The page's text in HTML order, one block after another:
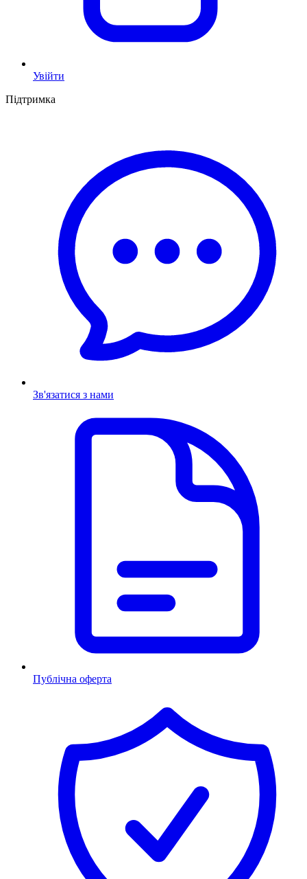
Увійти
Підтримка
Зв'язатися з нами
Публічна оферта